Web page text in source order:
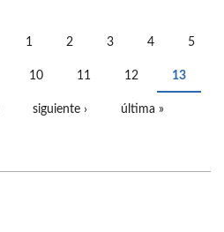
1 2 3 4 5
10 11 12 13
siguiente › última »